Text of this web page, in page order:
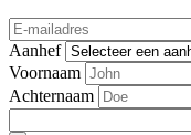
Aanhef
Voornaam
Achternaam